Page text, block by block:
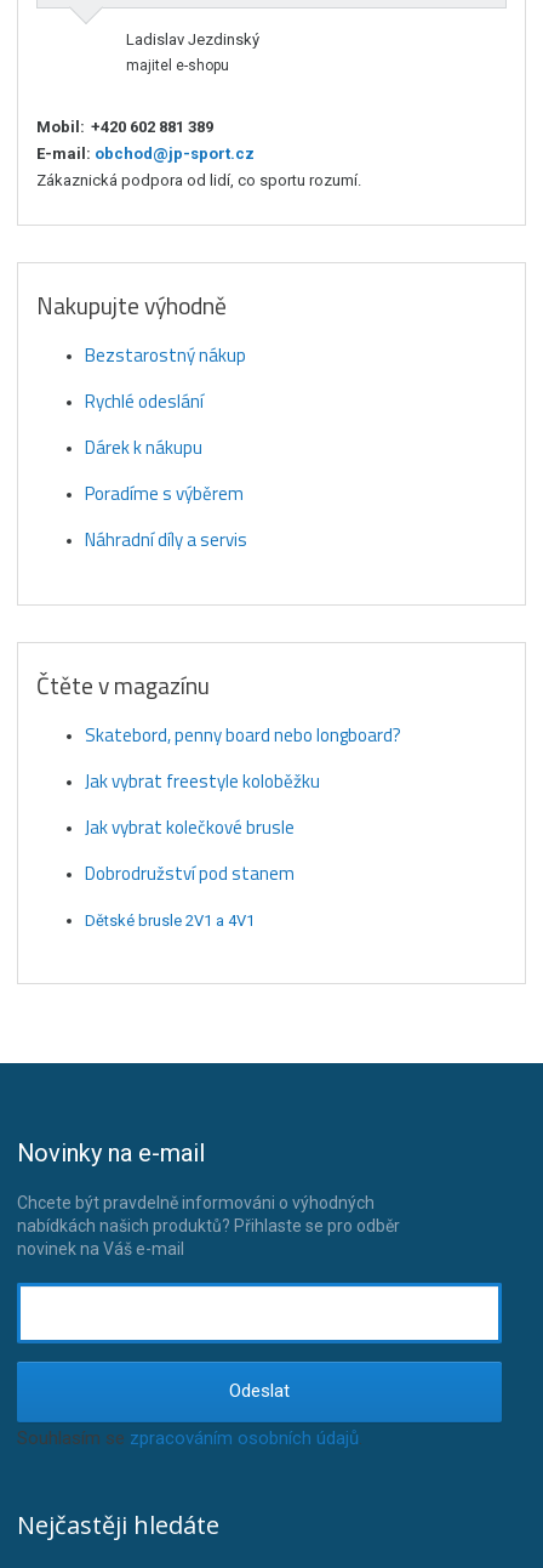
Ladislav Jezdinský
majitel e-shopu
Mobil: +420 602 881 389
E-mail: obchod@jp-sport.cz
Zákaznická podpora od lidí, co sportu rozumí.
Nakupujte výhodně
Bezstarostný nákup
Rychlé odeslání
Dárek k nákupu
Poradíme s výběrem
Náhradní díly a servis
Čtěte v magazínu
Skatebord, penny board nebo longboard?
Jak vybrat freestyle koloběžku
Jak vybrat kolečkové brusle
Dobrodružství pod stanem
Dětské brusle 2V1 a 4V1
Novinky na e-mail
Chcete být pravdelně informováni o výhodných
nabídkách našich produktů? Přihlaste se pro odběr
novinek na Váš e-mail
Odeslat
Souhlasím se zpracováním osobních údajů.
Nejčastěji hledáte